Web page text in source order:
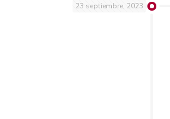
23 septiembre, 2023